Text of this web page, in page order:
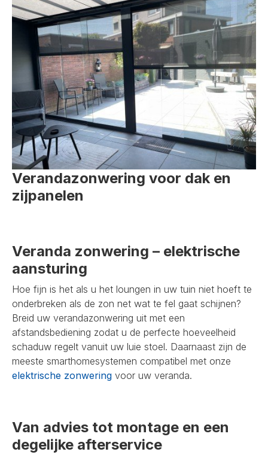
Verandazonwering voor dak en
zijpanelen
Veranda zonwering – elektrische
aansturing
Hoe fijn is het als u het loungen in uw tuin niet hoeft te
onderbreken als de zon net wat te fel gaat schijnen?
Breid uw verandazonwering uit met een
afstandsbediening zodat u de perfecte hoeveelheid
schaduw regelt vanuit uw luie stoel. Daarnaast zijn de
meeste smarthomesystemen compatibel met onze
elektrische zonwering voor uw veranda.
Van advies tot montage en een
degelijke afterservice